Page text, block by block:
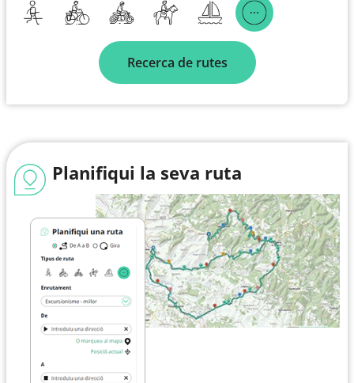
Recerca de rutes
Planifiqui la seva ruta